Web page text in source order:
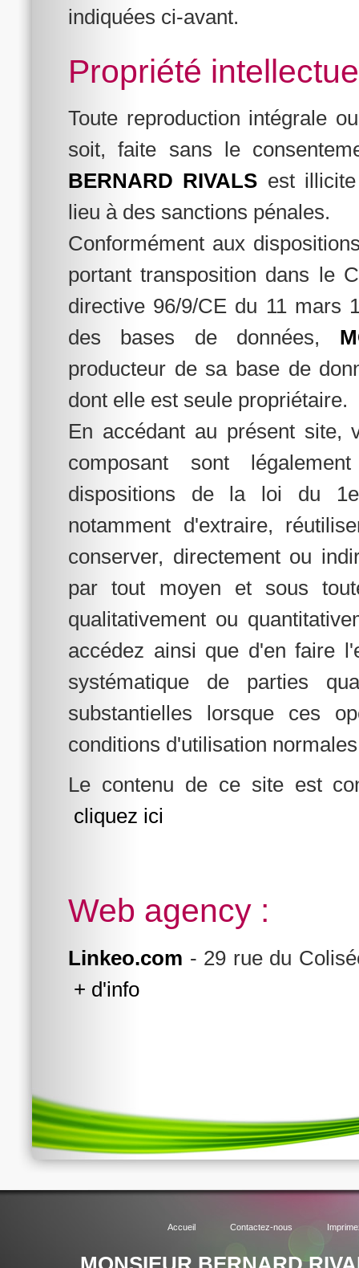
indiquées ci-avant.
Propriété
Toute reproduction intégrale
soit, faite sans le
BERNARD RIVALS est
lieu à des sanctions pénales.
Conformément aux
portant transposition dans le
directive 96/9/CE du 11 mars
des bases de données,
producteur de sa base de
dont elle est seule propriétaire.
En accédant au présent site,
composant sont
dispositions de la loi du
notamment d'extraire,
conserver, directement ou
par tout moyen et sous
qualitativement ou
accédez ainsi que d'en faire
systématique de parties
substantielles lorsque ces
conditions d'utilisation
Le contenu de ce site est
cliquez ici
Web agency :
Linkeo.com - 29 rue du
+ d'info
Accueil Contactez-nous